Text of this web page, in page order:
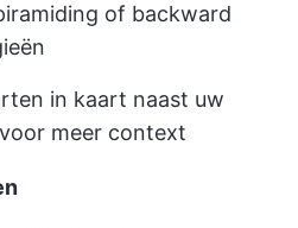
of backward
in kaart naast uw
meer context